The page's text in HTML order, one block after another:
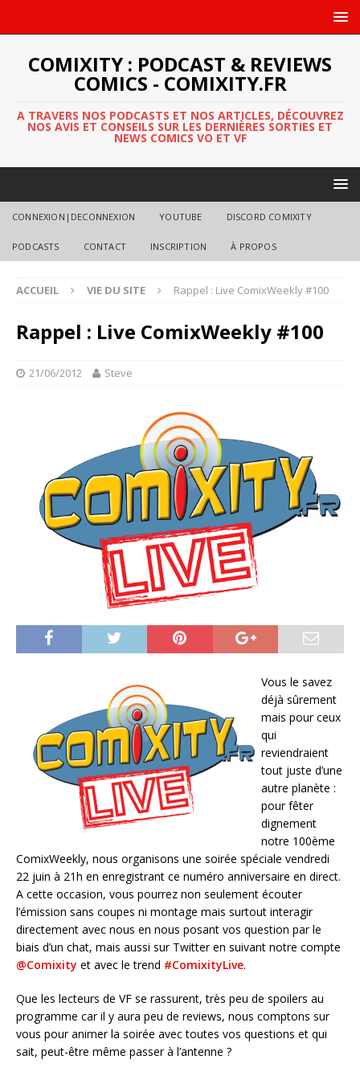
COMIXITY : PODCAST & REVIEWS
COMICS - COMIXITY.FR
A TRAVERS NOS PODCASTS ET NOS ARTICLES, DÉCOUVREZ
NOS AVIS ET CONSEILS SUR LES DERNIÈRES SORTIES ET
NEWS COMICS VO ET VF
CONNEXION|DECONNEXION YOUTUBE DISCORD COMIXITY
PODCASTS CONTACT INSCRIPTION À PROPOS
ACCUEIL VIE DU SITE Rappel : Live ComixWeekly #100
Rappel : Live ComixWeekly #100
21/06/2012 Steve
Vous le savez
déjà sûrement
mais pour ceux
qui
reviendraient
tout juste d’une
autre planète :
pour fêter
dignement
notre 100ème
ComixWeekly, nous organisons une soirée spéciale vendredi
22 juin à 21h en enregistrant ce numéro anniversaire en direct.
A cette occasion, vous pourrez non seulement écouter
l’émission sans coupes ni montage mais surtout interagir
directement avec nous en nous posant vos question par le
biais d’un chat, mais aussi sur Twitter en suivant notre compte
@Comixity et avec le trend #ComixityLive.
Que les lecteurs de VF se rassurent, très peu de spoilers au
programme car il y aura peu de reviews, nous comptons sur
vous pour animer la soirée avec toutes vos questions et qui
sait, peut-être même passer à l’antenne ?